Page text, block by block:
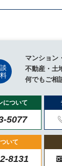
マンション
不動産・土
何でもご相
について
5077
いて
8131